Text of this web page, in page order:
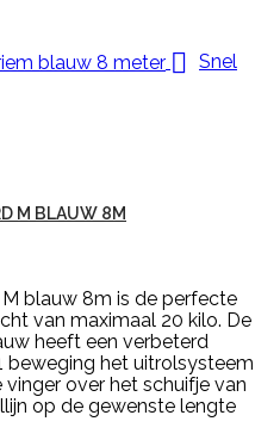
 Snel
M BLAUW 8M
blauw 8m is de perfecte
van maximaal 20 kilo. De
heeft een verbeterd
beweging het uitrolsysteem
over het schuifje van
op de gewenste lengte